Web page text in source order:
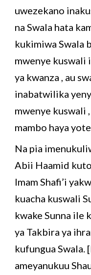
uwezekano
na Swala hata
kukimiwa Swala
mwenye kuswali
ya kwanza , au
inabatwilika
mwenye kuswali
mambo haya
Na pia
Abii Haamid
Imam Shafi’i
kuacha kuswali
kwake Sunna ile
ya Takbira ya
kufungua Swala.
ameyanukuu